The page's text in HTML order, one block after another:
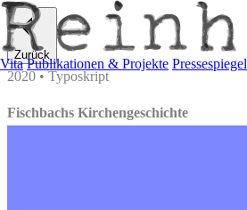
Vita Publikationen & Projekte Pressespiegel
Zurück
2020 • Typoskript
Fischbachs Kirchengeschichte